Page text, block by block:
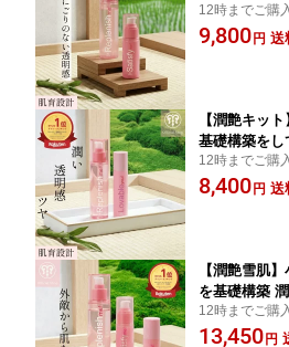
目指すキット
基礎構築→肝
12時までご購
い白雪姫肌 ★
中！ ★リピー
9,800 円 送
【潤艶キッ
基礎構築をし
改善ための
ット newbie
12時までご購
人気の潤い艶
潤ってからツ
8,400 円 送
【潤艶雪肌
を基礎構築
UP 基本の3
ールキット
12時までご購
人気の潤い艶
13,450 円